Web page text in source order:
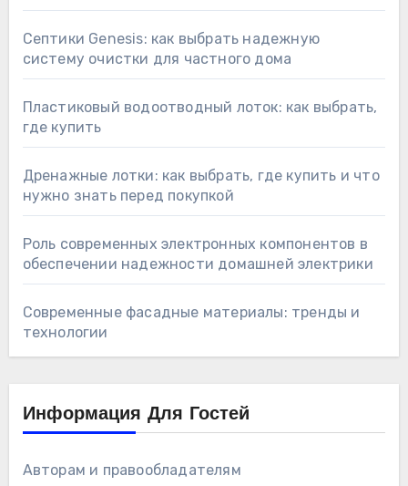
Септики Genesis: как выбрать надежную
систему очистки для частного дома
Пластиковый водоотводный лоток: как выбрать,
где купить
Дренажные лотки: как выбрать, где купить и что
нужно знать перед покупкой
Роль современных электронных компонентов в
обеспечении надежности домашней электрики
Современные фасадные материалы: тренды и
технологии
Информация Для Гостей
Авторам и правообладателям